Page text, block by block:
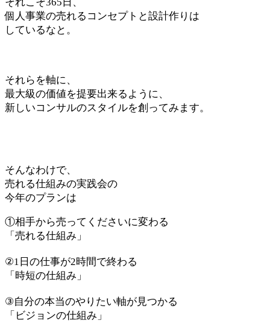
個人事業の売れるコンセプトと設計作りは
しているなと。
それらを軸に、
最大級の価値を提要出来るように、
新しいコンサルのスタイルを創ってみます。
そんなわけで、
売れる仕組みの実践会の
今年のプランは
①相手から売ってくださいに変わる
「売れる仕組み」
②1日の仕事が2時間で終わる
「時短の仕組み」
③自分の本当のやりたい軸が見つかる
「ビジョンの仕組み」